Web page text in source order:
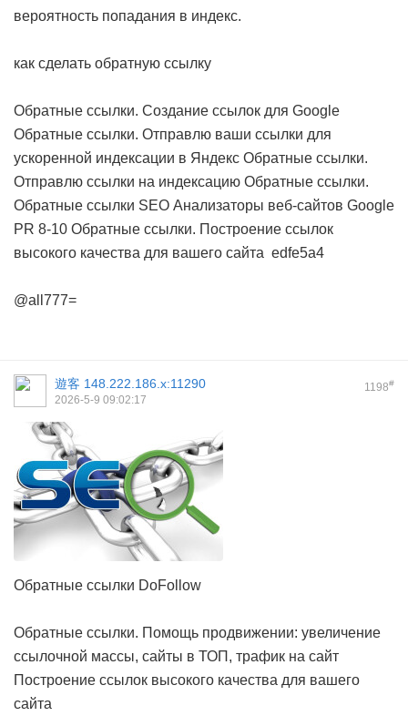
вероятность попадания в индекс.
как сделать обратную ссылку
Обратные ссылки. Создание ссылок для Google
Обратные ссылки. Отправлю ваши ссылки для
ускоренной индексации в Яндекс Обратные ссылки.
Отправлю ссылки на индексацию Обратные ссылки.
Обратные ссылки SEO Анализаторы веб-сайтов Google
PR 8-10 Обратные ссылки. Построение ссылок
высокого качества для вашего сайта edfe5a4
@all777=
1198#
遊客 148.222.186.x:11290
2026-5-9 09:02:17
Обратные ссылки DoFollow
Обратные ссылки. Помощь продвижении: увеличение
ссылочной массы, сайты в ТОП, трафик на сайт
Построение ссылок высокого качества для вашего
сайта